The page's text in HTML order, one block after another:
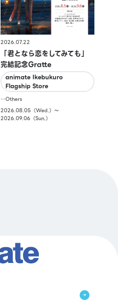
2026.07.22
「君となら恋をしてみても」
完結記念Gratte
animate Ikebukuro
Flagship Store
…Others
2026.08.05（Wed.）〜
2026.09.06（Sun.）